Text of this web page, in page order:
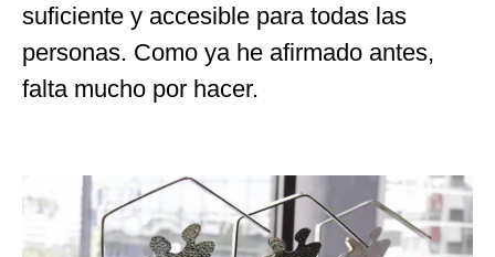
suficiente y accesible para todas las
personas. Como ya he afirmado antes,
falta mucho por hacer.